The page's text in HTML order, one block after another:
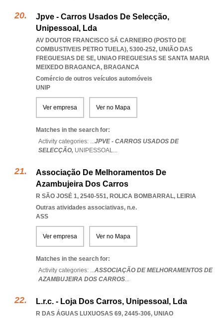
Jpve - Carros Usados De Selecção,
Unipessoal, Lda
AV DOUTOR FRANCISCO SÁ CARNEIRO (POSTO DE
COMBUSTIVEIS PETRO TUELA), 5300-252, UNIÃO DAS
FREGUESIAS DE SE, UNIAO FREGUESIAS SE SANTA MARIA
MEIXEDO BRAGANCA, BRAGANCA
Comércio de outros veículos automóveis
UNIP
Ver empresa Ver no Mapa
Matches in the search for:
Activity categories: ...JPVE - CARROS USADOS DE
SELECÇÃO, UNIPESSOAL...
Associação De Melhoramentos De
Azambujeira Dos Carros
R SÃO JOSÉ 1, 2540-551, ROLICA BOMBARRAL, LEIRIA
Outras atividades associativas, n.e.
ASS
Ver empresa Ver no Mapa
Matches in the search for:
Activity categories: ...ASSOCIAÇÃO DE MELHORAMENTOS DE
AZAMBUJEIRA DOS CARROS...
L.r.c. - Loja Dos Carros, Unipessoal, Lda
R DAS ÁGUAS LUXUOSAS 69, 2445-306, UNIAO